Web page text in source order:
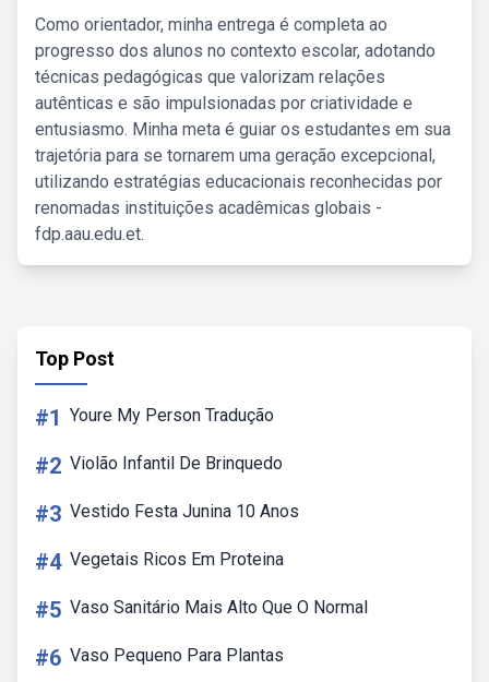
Como orientador, minha entrega é completa ao
progresso dos alunos no contexto escolar, adotando
técnicas pedagógicas que valorizam relações
autênticas e são impulsionadas por criatividade e
entusiasmo. Minha meta é guiar os estudantes em sua
trajetória para se tornarem uma geração excepcional,
utilizando estratégias educacionais reconhecidas por
renomadas instituições acadêmicas globais -
fdp.aau.edu.et.
Top Post
#1 Youre My Person Tradução
#2 Violão Infantil De Brinquedo
#3 Vestido Festa Junina 10 Anos
#4 Vegetais Ricos Em Proteina
#5 Vaso Sanitário Mais Alto Que O Normal
#6 Vaso Pequeno Para Plantas